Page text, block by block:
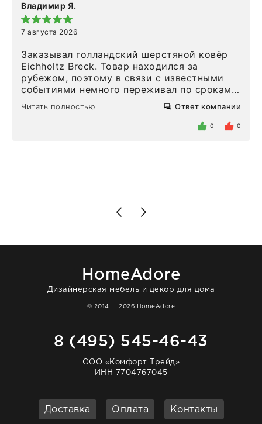
Владимир Я.
7 августа 2026
Заказывал голландский шерстяной ковёр
Eichholtz Breck. Товар находился за
рубежом, поэтому в связи с известными
событиями немного переживал по срокам.
Но homeadore привезли ровно в
определенное в договоре время, без
то качество выше всяких похвал. Выглядит
Читать полностью Ответ компании
0 0
HomeAdore
Дизайнерская мебель и декор для дома
© 2014 — 2026 HomeAdore
8 (495) 545-46-43
ООО «Комфорт Трейд»
ИНН 7704767045
Доставка Оплата Контакты